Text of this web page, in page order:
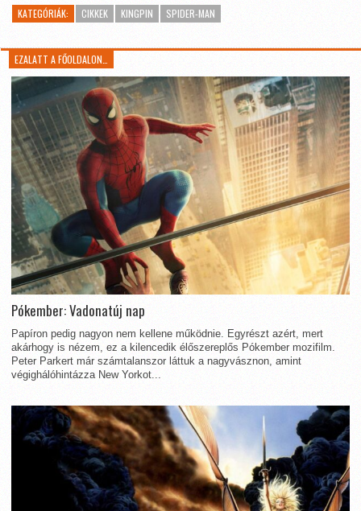
KATEGÓRIÁK: CIKKEK KINGPIN SPIDER-MAN
EZALATT A FŐOLDALON…
Pókember: Vadonatúj nap
Papíron pedig nagyon nem kellene működnie. Egyrészt azért, mert
akárhogy is nézem, ez a kilencedik élőszereplős Pókember mozifilm.
Peter Parkert már számtalanszor láttuk a nagyvásznon, amint
végighálóhintázza New Yorkot...